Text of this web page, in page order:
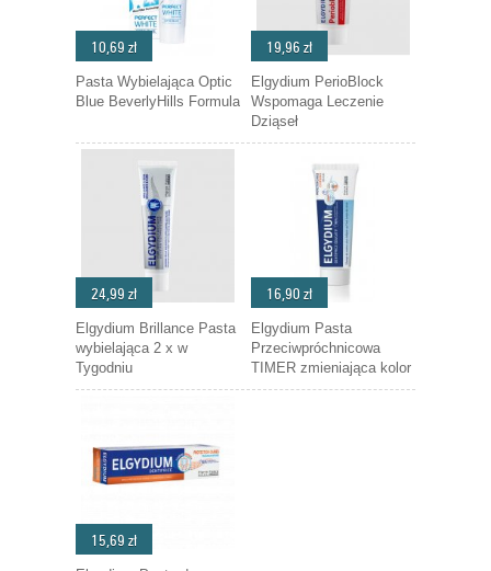
10,69 zł
Pasta Wybielająca Optic
Blue BeverlyHills Formula
19,96 zł
Elgydium PerioBlock
Wspomaga Leczenie
Dziąseł
24,99 zł
Elgydium Brillance Pasta
wybielająca 2 x w
Tygodniu
16,90 zł
Elgydium Pasta
Przeciwpróchnicowa
TIMER zmieniająca kolor
15,69 zł